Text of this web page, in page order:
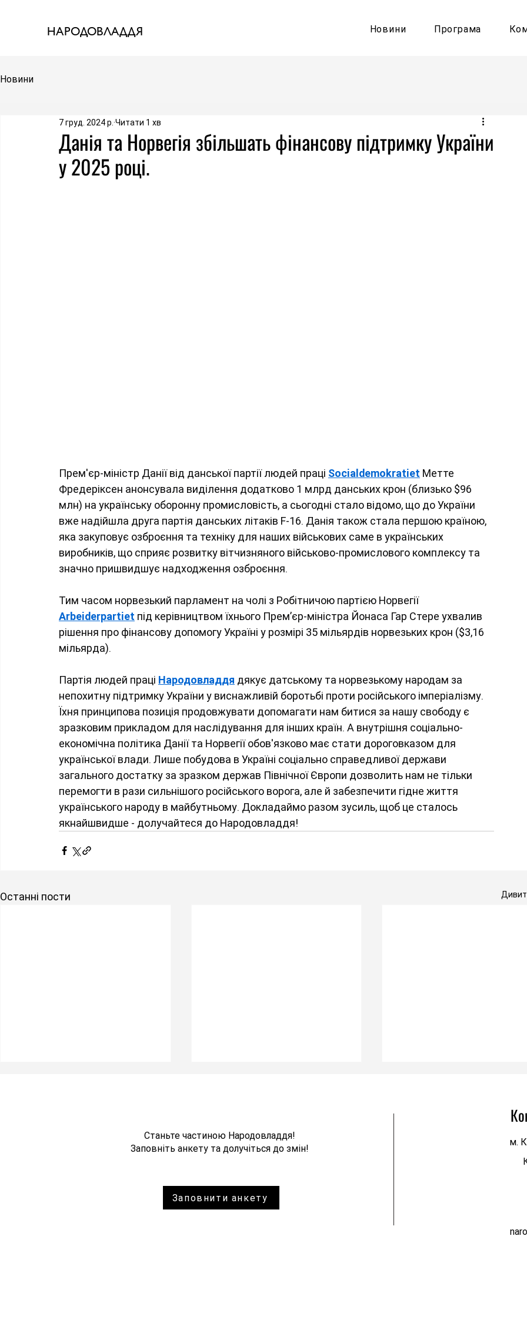
НАРОДОВЛАДДЯ Новини Програма
Новини
Данія та Норвегія збільшать фінансову підтримку України
у 2025 році.
7 груд. 2024 р. Читати 1 хв
Прем'єр-міністр Данії від данської партії людей праці Socialdemokratiet Метте
Фредеріксен анонсувала виділення додатково 1 млрд данських крон (близько $96
млн) на українську оборонну промисловість, а сьогодні стало відомо, що до України
вже надійшла друга партія данських літаків F-16. Данія також стала першою країною,
яка закуповує озброєння та техніку для наших військових саме в українських
виробників, що сприяє розвитку вітчизняного військово-промислового комплексу та
значно пришвидшує надходження озброєння.
Тим часом норвезький парламент на чолі з Робітничою партією Норвегії
Arbeiderpartiet під керівництвом їхнього Премʼєр-міністра Йонаса Гар Стере ухвалив
рішення про фінансову допомогу Україні у розмірі 35 мільярдів норвезьких крон ($3,16
мільярда).
Партія людей праці Народовладдя дякує датському та норвезькому народам за
непохитну підтримку України у виснажливій боротьбі проти російського імперіалізму.
Їхня принципова позиція продовжувати допомагати нам битися за нашу свободу є
зразковим прикладом для наслідування для інших країн. А внутрішня соціально-
економічна політика Данії та Норвегії обов'язково має стати дороговказом для
української влади. Лише побудова в Україні соціально справедливої держави
загального достатку за зразком держав Північної Європи дозволить нам не тільки
перемогти в рази сильнішого російського ворога, але й забезпечити гідне життя
українського народу в майбутньому. Докладаймо разом зусиль, щоб це сталось
якнайшвидше - долучайтеся до Народовладдя!
Останні пости
незаконне та несправедливе
рішення суду у справі щодо
потрібно українському народу,
Станьте частиною Народовладдя!
Заповніть анкету та долучіться до змін!
Заповнити анкету
м.